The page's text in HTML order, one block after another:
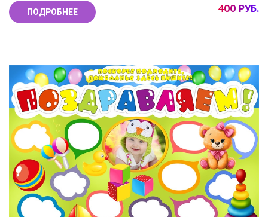
ПОДРОБНЕЕ 400 РУБ.